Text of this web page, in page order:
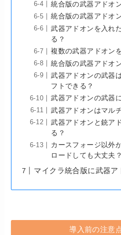
統合版の武器アドオ
統合版の武器アドオ
武器アドオンを入れ
る？
複数の武器アドオン
統合版の武器アドオ
武器アドオンの武器
フトできる？
武器アドオンの武器
武器アドオンはマル
武器アドオンと銃ア
る？
カースフォージ以外
ロードしても大丈夫？
マイクラ統合版に武器ア
導入前の注意